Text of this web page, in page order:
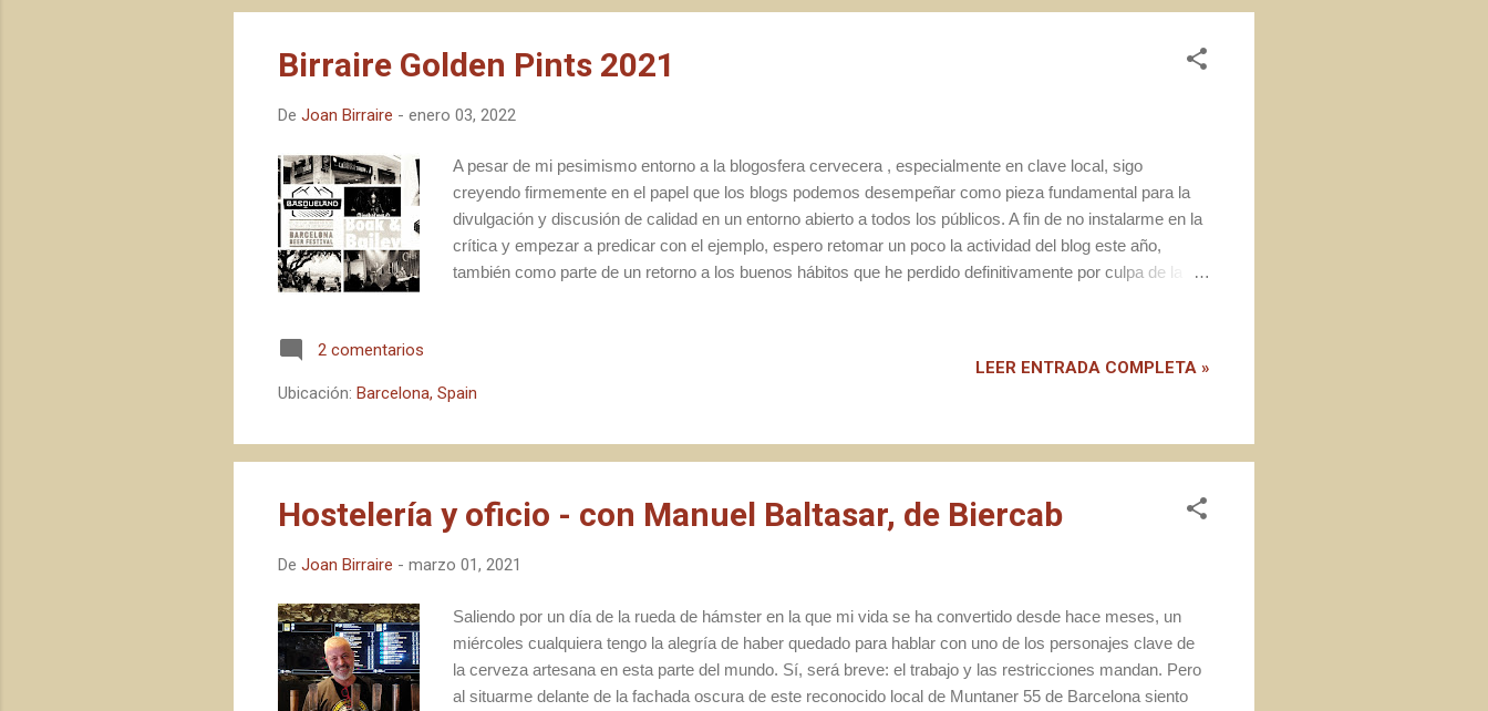
Birraire Golden Pints 2021
De Joan Birraire - enero 03, 2022
A pesar de mi pesimismo entorno a la blogosfera cervecera , especialmente en clave local, sigo
creyendo firmemente en el papel que los blogs podemos desempeñar como pieza fundamental para la
divulgación y discusión de calidad en un entorno abierto a todos los públicos. A fin de no instalarme en la
crítica y empezar a predicar con el ejemplo, espero retomar un poco la actividad del blog este año,
también como parte de un retorno a los buenos hábitos que he perdido definitivamente por culpa de la
bitácora a una serie de categorías determinadas para destacar aquellas cervezas, establecimientos o
proyectos que lo merezcan.
2 comentarios
Ubicación: Barcelona, Spain
LEER ENTRADA COMPLETA »
Hostelería y oficio - con Manuel Baltasar, de Biercab
De Joan Birraire - marzo 01, 2021
Saliendo por un día de la rueda de hámster en la que mi vida se ha convertido desde hace meses, un
miércoles cualquiera tengo la alegría de haber quedado para hablar con uno de los personajes clave de
la cerveza artesana en esta parte del mundo. Sí, será breve: el trabajo y las restricciones mandan. Pero
al situarme delante de la fachada oscura de este reconocido local de Muntaner 55 de Barcelona siento